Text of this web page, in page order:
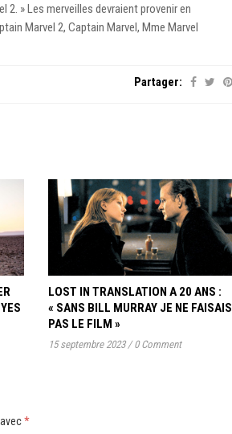
» Les merveilles devraient provenir en
Marvel 2, Captain Marvel, Mme Marvel
Partager:
LOST IN TRANSLATION A 20 ANS :
« SANS BILL MURRAY JE NE FAISAIS
PAS LE FILM »
15 septembre 2023 / 0 Comment
*